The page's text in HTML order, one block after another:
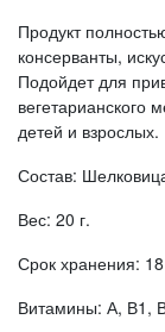
Продукт
консерванты,
Подойдет для
вегетарианского
детей и взрослых.
Состав:
Вес: 20 г.
Срок хранения:
Витамины: А, В1,